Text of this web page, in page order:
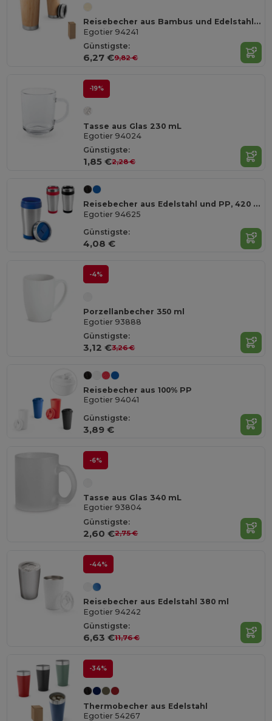
Reisebecher aus Bambus und Edelstahl 500 ml
Egotier 94241
Günstigste:
6,27 €9,82 €
-19%
Tasse aus Glas 230 mL
Egotier 94024
Günstigste:
1,85 €2,28 €
Reisebecher aus Edelstahl und PP, 420 ml
Egotier 94625
Günstigste:
4,08 €
-4%
Porzellanbecher 350 ml
Egotier 93888
Günstigste:
3,12 €3,26 €
Reisebecher aus 100% PP
Egotier 94041
Günstigste:
3,89 €
-6%
Tasse aus Glas 340 mL
Egotier 93804
Günstigste:
2,60 €2,75 €
-44%
Reisebecher aus Edelstahl 380 ml
Egotier 94242
Günstigste:
6,63 €11,76 €
-34%
Thermobecher aus Edelstahl
Egotier 54267